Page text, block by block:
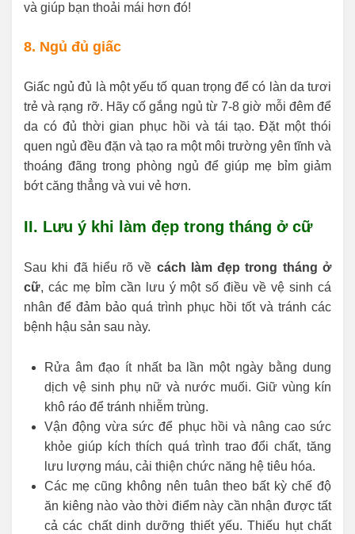
và giúp bạn thoải mái hơn đó!
8. Ngủ đủ giấc
Giấc ngủ đủ là một yếu tố quan trọng để có làn da tươi
trẻ và rạng rỡ. Hãy cố gắng ngủ từ 7-8 giờ mỗi đêm để
da có đủ thời gian phục hồi và tái tạo. Đặt một thói
quen ngủ đều đặn và tạo ra một môi trường yên tĩnh và
thoáng đãng trong phòng ngủ để giúp mẹ bỉm giảm
bớt căng thẳng và vui vẻ hơn.
II. Lưu ý khi làm đẹp trong tháng ở cữ
Sau khi đã hiểu rõ về cách làm đẹp trong tháng ở
cữ, các mẹ bỉm cần lưu ý một số điều về vệ sinh cá
nhân để đảm bảo quá trình phục hồi tốt và tránh các
bệnh hậu sản sau này.
Rửa âm đạo ít nhất ba lần một ngày bằng dung
dịch vệ sinh phụ nữ và nước muối. Giữ vùng kín
khô ráo để tránh nhiễm trùng.
Vận động vừa sức để phục hồi và nâng cao sức
khỏe giúp kích thích quá trình trao đổi chất, tăng
lưu lượng máu, cải thiện chức năng hệ tiêu hóa.
Các mẹ cũng không nên tuân theo bất kỳ chế độ
ăn kiêng nào vào thời điểm này cần nhận được tất
cả các chất dinh dưỡng thiết yếu. Thiếu hụt chất